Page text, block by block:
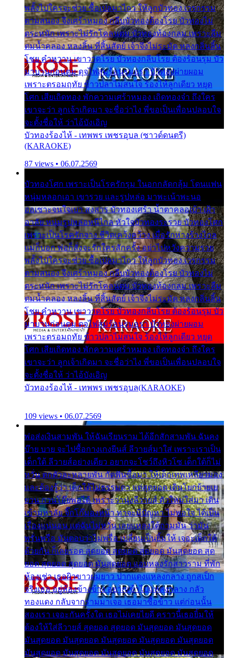
พลั้งไปใครจะช่วย ซื้อเปลมาไกว ให้ลูกบัวทอง เวรกรรม
ตามสนอง จึงเศร้าหมอง กลีบบัวทองต้องโรย บัวทองไม่
ตระหนัก เพราะไม่รักโคลนตม บัวทองท้องกลม เพราะลืม
ตมน้ำคลอง หลงลิ้น ที่สิ้นสัตย์ เจ้าจึงไม่ระมัด หลงกลิ่นลิ้น
โชย คำหวาน เขาวาดโรย บัวทองกลีบโรย ต้องร้อนรุม บัว
มาบานก่อนตูม ดุจไฟสุมร้อนรุมอุรา บัวทองผ่ายผอม
เพราะตรอมฤทัย ข้าวปลาไม่สนใจ ร้องไห้ลูกเดียว หยุด
โศก เสียเถิดทอง พักความเศร้าหมอง เถิดทองจ๋า ถึงใคร
เขาจะว่า ลูกเจ้าเกิดมา จะชื่อว่าไง พี่ขอเป็นเพื่อนปลอบใจ
จะตั้งชื่อให้ ว่าไอ้บังเอิญ
บัวทองร้องไห้ - เทพพร เพชรอุบล (ซาวด์ดนตรี)
(KARAOKE)
87 views • 06.07.2569
บัวทองโศก เพราะเป็นโรครักรุม ในอกกลัดกลุ้ม โดนแฟน
หนุ่มหลอกเอา เขารวย และรูปหล่อ มาพะเน้าพะนอ
ออเซาะจนใจเบา สงสาร บัวทองเศร้า น้ำตาคลอเบ้า เฝ้า
อาลัย หนุ่มรูปหล่อหนีไกล หัวใจบัวทองระรวย บัวทองโศก
เพราะเป็นโรครักจาง ชีวิตเคว้งคว้าง เมื่อรักห่างร้างไกล
แม่ก็บอก พ่อก็สั่งจะรักใครสักครั้ง อย่าไปหวังความรวย
พลั้งไปใครจะช่วย ซื้อเปลมาไกว ให้ลูกบัวทอง เวรกรรม
ตามสนอง จึงเศร้าหมอง กลีบบัวทองต้องโรย บัวทองไม่
ตระหนัก เพราะไม่รักโคลนตม บัวทองท้องกลม เพราะลืม
ตมน้ำคลอง หลงลิ้น ที่สิ้นสัตย์ เจ้าจึงไม่ระมัด หลงกลิ่นลิ้น
โชย คำหวาน เขาวาดโรย บัวทองกลีบโรย ต้องร้อนรุม บัว
มาบานก่อนตูม ดุจไฟสุมร้อนรุมอุรา บัวทองผ่ายผอม
เพราะตรอมฤทัย ข้าวปลาไม่สนใจ ร้องไห้ลูกเดียว หยุด
โศก เสียเถิดทอง พักความเศร้าหมอง เถิดทองจ๋า ถึงใคร
เขาจะว่า ลูกเจ้าเกิดมา จะชื่อว่าไง พี่ขอเป็นเพื่อนปลอบใจ
จะตั้งชื่อให้ ว่าไอ้บังเอิญ
บัวทองร้องไห้ - เทพพร เพชรอุบล(KARAOKE)
109 views • 06.07.2569
พ่อส่งเงินสามพัน ให้ฉันเรียนราม ได้อีกสักสามพัน ฉันคง
บ๊าย บาย จะไปซื้อกางเกงยีนส์ ลีวายส์มาใส่ เพราะเราเป็น
เด็กใต้ ลีวายส์อย่างเดียว อยากจะโชว์ถึงหิวโซ เด็กใต้ก็ไม่
หวั่น ตกตัวละหลายพัน กัดฟันซื้อมา ให้เด็กเทพเหลียวมอง
และต้องรู้ว่า เด็กใต้ไม่ธรรมดา แต่สุดยอด เดินโยกย้ายเย
ยวน กวนโอ๊ยพอได้ เพราะว่านุ่งลีวายส์ ตัวใหม่ใส่มา เดิน
เข้ามหาลัย จิ๊กโก๊มองหน้า ท่าจะมีปัญหา ไม่พอใจ ได้เป็น
เรื่องแน่นอน แต่ฉันไม่หวั่น เลยแหลงใต้ถามมัน ว่ามัน
พรั่นพรือ มันตอบว่าไม่พรื่อ เปลี่ยนเป็นยิ้มให้ เจอะเด็กใต้
ด้วยกัน ก็เลยรอด สุดยอด สุดยอด สุดยอด มันสุดยอด สุด
ยอด สุดยอด สุดยอด มันสุดยอด แอบหลงรักสาวราม ที่พัก
ห้องเช่า เธอผิวขาวผมยาว ปากแดงแหลงกลาง ถูกสเป็ก
จริงเธอ อยู่ห้องข้างข้าง อยากเข้าไปแหลงกลาง กลัว
ทองแดง กลับจากรามมาเจอ เธอมาซื้อข้าว แต่ก่อนนั้น
สองเรา เจอะกันครั้งใด เธอไม่เคยไยดี คราวนี้เธอยิ้มให้
ต้องให้ใส่ลีวายส์ สุดยอด สุดยอด มันสุดยอด มันสุดยอด
มันสุดยอด มันสุดยอด มันสุดยอด มันสุดยอด มันสุดยอด
มันสุดยอด มันสุดยอด มันสุดยอด มันสุดยอด มันสุดยอด